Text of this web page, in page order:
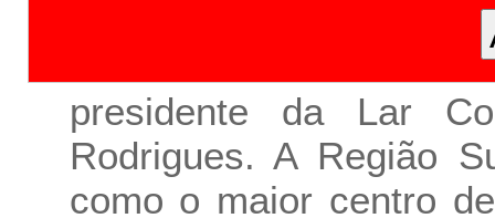
Por isso desde
realizada no
presidente da Lar
Rodrigues. A Região
como o maior centro